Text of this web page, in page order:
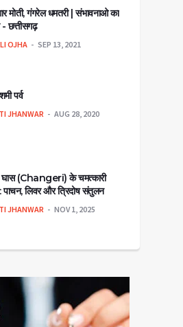
मोती, गंगरेल धमतरी | संभावनाओ का
छत्तीसगढ़
OJHA SEP 13, 2021
पर्व
JHANWAR AUG 28, 2020
घास (Changeri) के चमत्कारी
पाचन, लिवर और त्रिदोष संतुलन
JHANWAR NOV 1, 2025